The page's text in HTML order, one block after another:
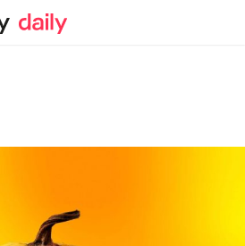
Blog oficial da Kaspersky